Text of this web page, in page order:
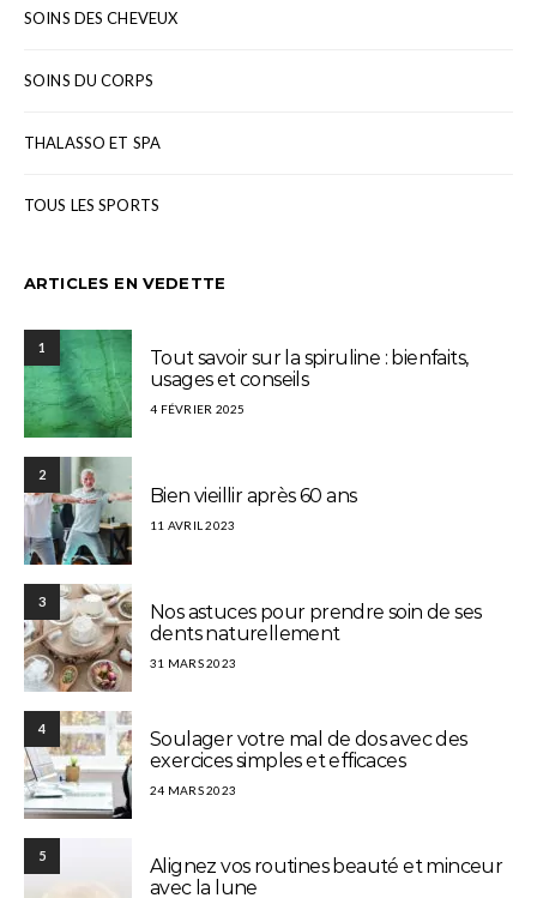
SOINS DES CHEVEUX
SOINS DU CORPS
THALASSO ET SPA
TOUS LES SPORTS
ARTICLES EN VEDETTE
1
Tout savoir sur la spiruline : bienfaits,
usages et conseils
4 FÉVRIER 2025
2
Bien vieillir après 60 ans
11 AVRIL 2023
3
Nos astuces pour prendre soin de ses
dents naturellement
31 MARS 2023
4
Soulager votre mal de dos avec des
exercices simples et efficaces
24 MARS 2023
5
Alignez vos routines beauté et minceur
avec la lune